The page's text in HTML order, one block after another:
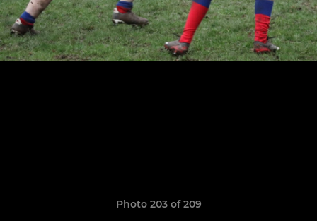
Photo 203 of 209